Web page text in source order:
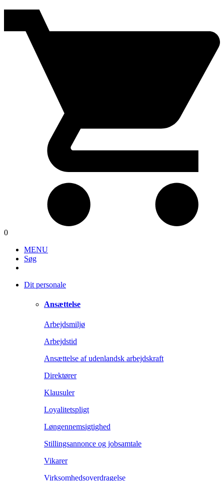
0
MENU
Søg
Dit personale
Ansættelse
Arbejdsmiljø
Arbejdstid
Ansættelse af udenlandsk arbejdskraft
Direktører
Klausuler
Loyalitetspligt
Løngennemsigtighed
Stillingsannonce og jobsamtale
Vikarer
Virksomhedsoverdragelse